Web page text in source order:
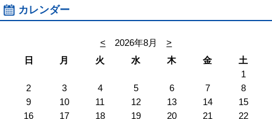
カレンダー
< 2026年8月
>
日
月 火 水 木 金
土
1
2
3 4 5 6 7
8
9
10 11 12 13 14
15
16
17 18 19 20 21
22